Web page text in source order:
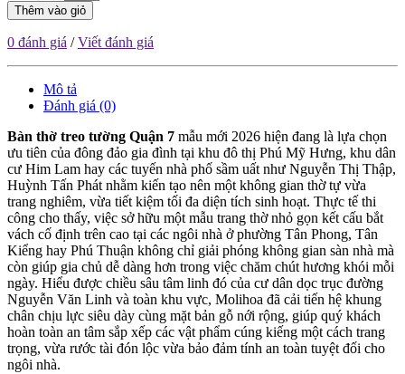
Thêm vào giỏ
0 đánh giá /Viết đánh giá
Mô tả
Đánh giá (0)
Bàn thờ treo tường Quận 7 mẫu mới 2026 hiện đang là lựa chọn
ưu tiên của đông đảo gia đình tại khu đô thị Phú Mỹ Hưng, khu dân
cư Him Lam hay các tuyến nhà phố sầm uất như Nguyễn Thị Thập,
Huỳnh Tấn Phát nhằm kiến tạo nên một không gian thờ tự vừa
trang nghiêm, vừa tiết kiệm tối đa diện tích sinh hoạt. Thực tế thi
công cho thấy, việc sở hữu một mẫu trang thờ nhỏ gọn kết cấu bắt
vách cố định trên cao tại các ngôi nhà ở phường Tân Phong, Tân
Kiểng hay Phú Thuận không chỉ giải phóng không gian sàn nhà mà
còn giúp gia chủ dễ dàng hơn trong việc chăm chút hương khói mỗi
ngày. Hiểu được chiều sâu tâm linh đó của cư dân dọc trục đường
Nguyễn Văn Linh và toàn khu vực, Molihoa đã cải tiến hệ khung
chân chịu lực siêu dày cùng mặt bản gỗ nới rộng, giúp quý khách
hoàn toàn an tâm sắp xếp các vật phẩm cúng kiếng một cách trang
trọng, vừa rước tài đón lộc vừa bảo đảm tính an toàn tuyệt đối cho
ngôi nhà.